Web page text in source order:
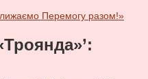
Перемогу разом!»